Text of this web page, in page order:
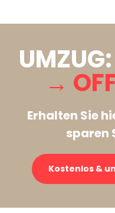
UMZUG:
→
Erhalten Sie
sparen
Kostenlos &